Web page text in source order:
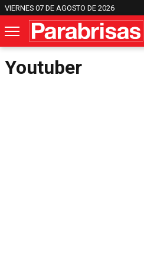
VIERNES 07 DE AGOSTO DE 2026
Youtuber